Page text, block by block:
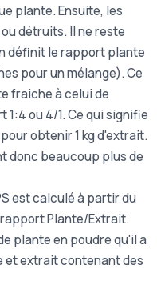
plante. Ensuite, les
détruits. Il ne reste
définit le rapport plante
pour un mélange). Ce
fraiche à celui de
ou 4/1. Ce qui signifie
obtenir 1 kg d'extrait.
donc beaucoup plus de
est calculé à partir du
Plante/Extrait.
plante en poudre qu'il a
et extrait contenant des